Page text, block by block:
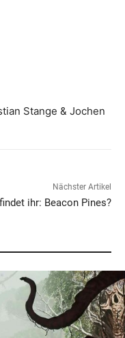
Stange & Jochen
Nächster Artikel
ihr: Beacon Pines?